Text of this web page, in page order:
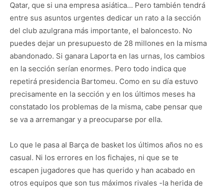
Qatar, que si una empresa asiática… Pero también tendrá
entre sus asuntos urgentes dedicar un rato a la sección
del club azulgrana más importante, el baloncesto. No
puedes dejar un presupuesto de 28 millones en la misma
abandonado. Si ganara Laporta en las urnas, los cambios
en la sección serían enormes. Pero todo indica que
repetirá presidencia Bartomeu. Como en su día estuvo
precisamente en la sección y en los últimos meses ha
constatado los problemas de la misma, cabe pensar que
se va a arremangar y a preocuparse por ella.
Lo que le pasa al Barça de basket los últimos años no es
casual. Ni los errores en los fichajes, ni que se te
escapen jugadores que has querido y han acabado en
otros equipos que son tus máximos rivales -la herida de